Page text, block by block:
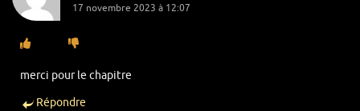
17 novembre 2023 à 12:07
merci pour le chapitre
Répondre